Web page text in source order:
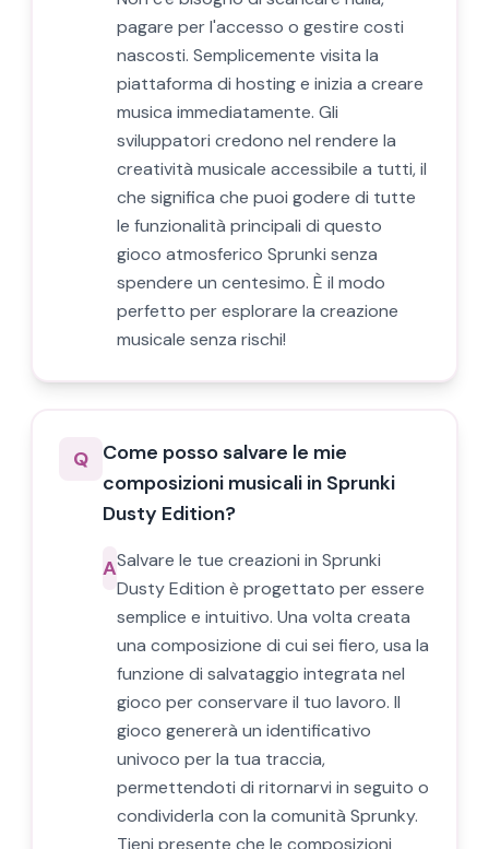
pagare per l'accesso o gestire costi
nascosti. Semplicemente visita la
piattaforma di hosting e inizia a creare
musica immediatamente. Gli
sviluppatori credono nel rendere la
creatività musicale accessibile a tutti, il
che significa che puoi godere di tutte
le funzionalità principali di questo
gioco atmosferico Sprunki senza
spendere un centesimo. È il modo
perfetto per esplorare la creazione
musicale senza rischi!
Q Come posso salvare le mie
composizioni musicali in Sprunki
Dusty Edition?
ASalvare le tue creazioni in Sprunki
Dusty Edition è progettato per essere
semplice e intuitivo. Una volta creata
una composizione di cui sei fiero, usa la
funzione di salvataggio integrata nel
gioco per conservare il tuo lavoro. Il
gioco genererà un identificativo
univoco per la tua traccia,
permettendoti di ritornarvi in seguito o
condividerla con la comunità Sprunky.
Tieni presente che le composizioni